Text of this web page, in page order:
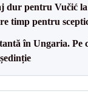
dur pentru Vučić
timp pentru
în Ungaria. Pe